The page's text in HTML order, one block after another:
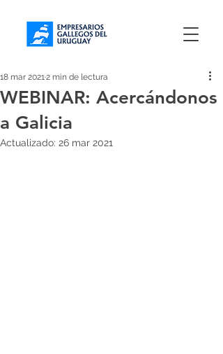
WEBINAR: Acercándonos
a Galicia
18 mar 20212 min de lectura
Actualizado: 26 mar 2021